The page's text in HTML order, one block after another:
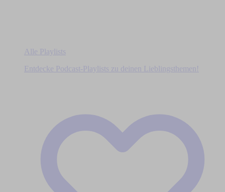
Alle Playlists
Entdecke Podcast-Playlists zu deinen Lieblingsthemen!